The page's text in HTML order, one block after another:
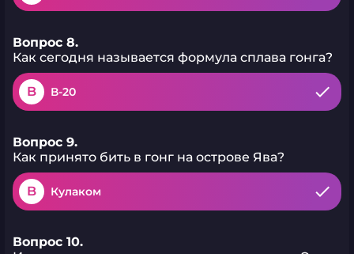
Вопрос 8.
Как сегодня называется формула сплава гонга?
B В-20
Вопрос 9.
Как принято бить в гонг на острове Ява?
B Кулаком
Вопрос 10.